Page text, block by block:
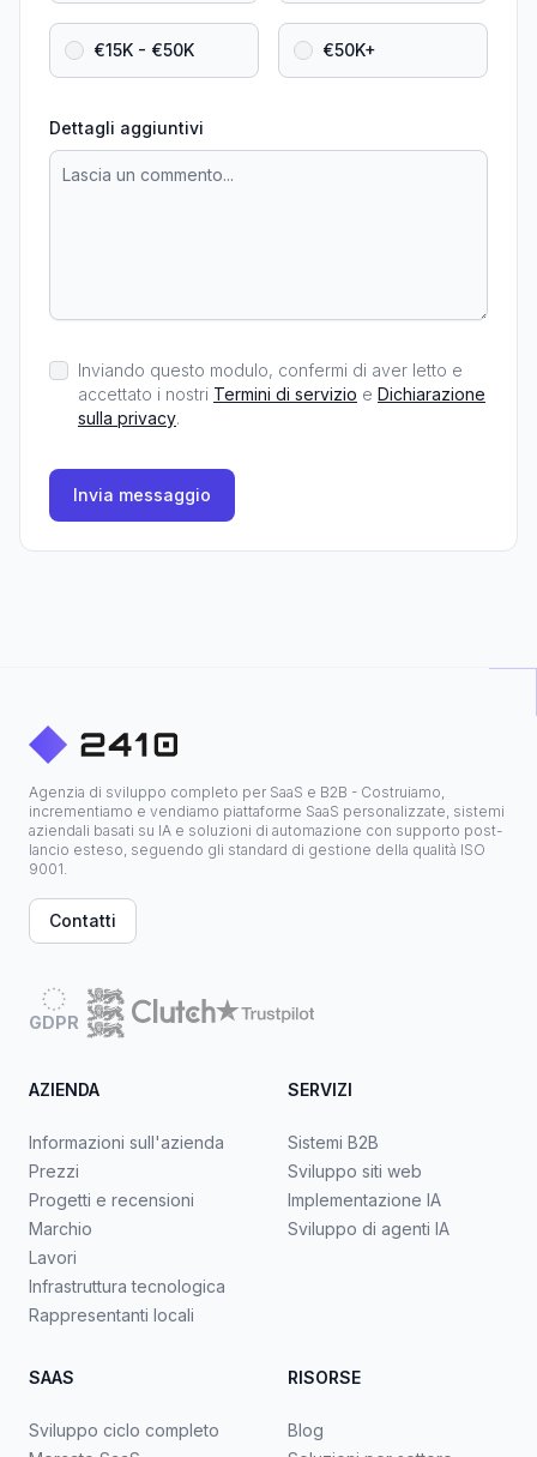
€15K - €50K €50K+
Dettagli aggiuntivi
Inviando questo modulo, confermi di aver letto e
accettato i nostri Termini di servizio e Dichiarazione
sulla privacy.
Invia messaggio
Agenzia di sviluppo completo per SaaS e B2B - Costruiamo,
incrementiamo e vendiamo piattaforme SaaS personalizzate, sistemi
aziendali basati su IA e soluzioni di automazione con supporto post-
lancio esteso, seguendo gli standard di gestione della qualità ISO
9001.
Contatti
GDPR
AZIENDA
Informazioni sull'azienda
Prezzi
Progetti e recensioni
Marchio
Lavori
Infrastruttura tecnologica
Rappresentanti locali
SERVIZI
Sistemi B2B
Sviluppo siti web
Implementazione IA
Sviluppo di agenti IA
SAAS
Sviluppo ciclo completo
RISORSE
Blog